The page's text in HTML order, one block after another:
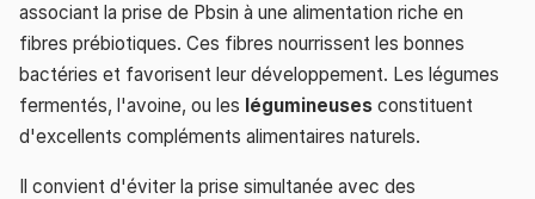
associant la prise de Pbsin à une alimentation riche en
fibres prébiotiques. Ces fibres nourrissent les bonnes
bactéries et favorisent leur développement. Les légumes
fermentés, l'avoine, ou les légumineuses constituent
d'excellents compléments alimentaires naturels.
Il convient d'éviter la prise simultanée avec des